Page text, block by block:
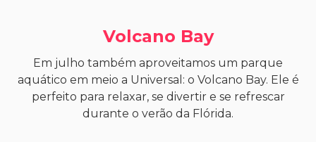
Volcano Bay
Em julho também aproveitamos um parque
aquático em meio a Universal: o Volcano Bay. Ele é
perfeito para relaxar, se divertir e se refrescar
durante o verão da Flórida.